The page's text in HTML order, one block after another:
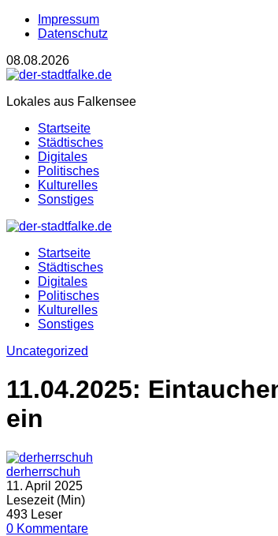
Impressum
Datenschutz
08.08.2026
Lokales aus Falkensee
Startseite
Städtisches
Digitales
Politisches
Kulturelles
Sonstiges
Startseite
Städtisches
Digitales
Politisches
Kulturelles
Sonstiges
Uncategorized
11.04.2025:
ein
derherrschuh
11. April 2025
Lesezeit (Min)
493 Leser
0 Kommentare